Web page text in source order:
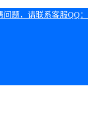
题，请联系客服QQ：